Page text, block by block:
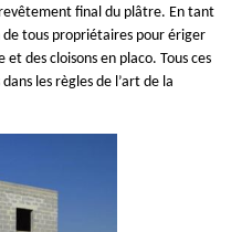
final du plâtre. En tant
tous propriétaires pour ériger
des cloisons en placo. Tous ces
les règles de l’art de la